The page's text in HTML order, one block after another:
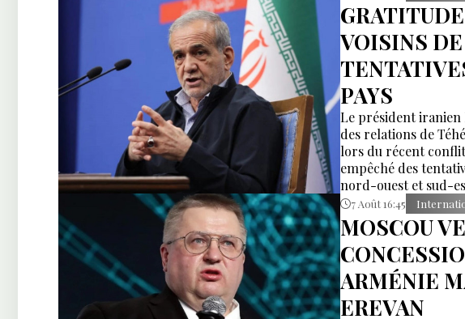
VOISINS
PAYS
Le président iranien
des relations de
lors du récent
empêché des
nord-ouest et sud-
7 Août 16:45
MOSCOU
ARMÉNIE
EREVAN